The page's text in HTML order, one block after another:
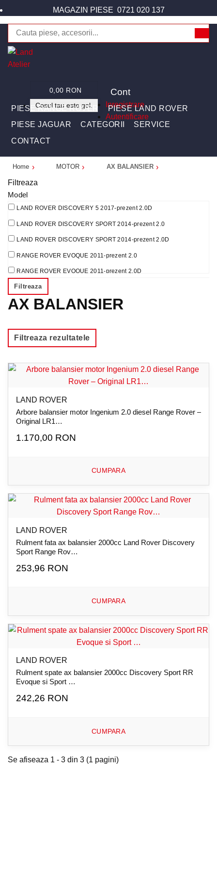
MAGAZIN PIESE 0721 020 137
Cont
Inregistrare
Autentificare
0,00 RON
Cosul tau este gol.
PIESE RANGE ROVER
PIESE LAND ROVER
PIESE JAGUAR
CATEGORII
SERVICE
CONTACT
Home MOTOR AX BALANSIER
Filtreaza
Model
LAND ROVER DISCOVERY 5 2017-prezent 2.0D
LAND ROVER DISCOVERY SPORT 2014-prezent 2.0
LAND ROVER DISCOVERY SPORT 2014-prezent 2.0D
RANGE ROVER EVOQUE 2011-prezent 2.0
RANGE ROVER EVOQUE 2011-prezent 2.0D
RANGE ROVER SPORT 2014-2022 2.0
RANGE ROVER SPORT 2014-2022 2.0D
Filtreaza
AX BALANSIER
Filtreaza rezultatele
LAND ROVER
Arbore balansier motor Ingenium 2.0 diesel Range Rover –
Original LR1…
1.170,00 RON
CUMPARA
LAND ROVER
Rulment fata ax balansier 2000cc Land Rover Discovery
Sport Range Rov…
253,96 RON
CUMPARA
LAND ROVER
Rulment spate ax balansier 2000cc Discovery Sport RR
Evoque si Sport …
242,26 RON
CUMPARA
Se afiseaza 1 - 3 din 3 (1 pagini)